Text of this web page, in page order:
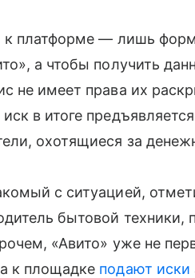
к платформе — лишь
а чтобы получить
не имеет права их
в итоге
охотящиеся за
с ситуацией,
бытовой
«Авито» уже не
к площадке подают иски